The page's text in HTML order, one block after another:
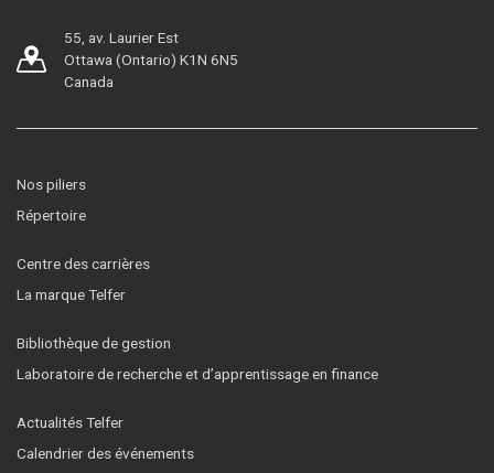
55, av. Laurier Est
Ottawa (Ontario) K1N 6N5
Canada
Nos piliers
Répertoire
Centre des carrières
La marque Telfer
Bibliothèque de gestion
Laboratoire de recherche et d’apprentissage en finance
Actualités Telfer
Calendrier des événements